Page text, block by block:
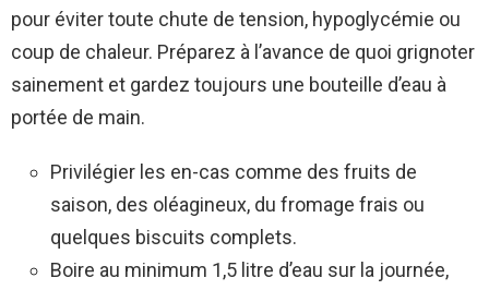
pour éviter toute chute de tension, hypoglycémie ou
coup de chaleur. Préparez à l’avance de quoi grignoter
sainement et gardez toujours une bouteille d’eau à
portée de main.
Privilégier les en-cas comme des fruits de
saison, des oléagineux, du fromage frais ou
quelques biscuits complets.
Boire au minimum 1,5 litre d’eau sur la journée,